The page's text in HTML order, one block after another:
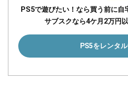
PS5で遊びたい！なら買う前に自
サブスクなら4ケ月2万円
PS5をレンタ